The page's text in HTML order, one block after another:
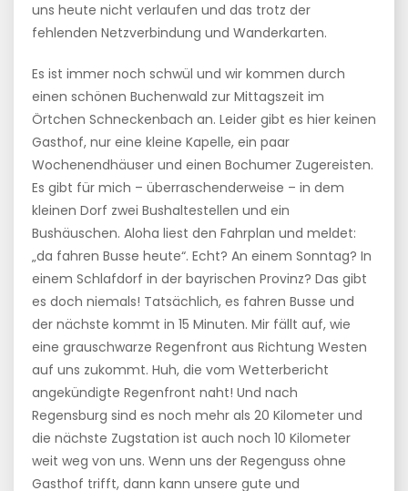
uns heute nicht verlaufen und das trotz der
fehlenden Netzverbindung und Wanderkarten.
Es ist immer noch schwül und wir kommen durch
einen schönen Buchenwald zur Mittagszeit im
Örtchen Schneckenbach an. Leider gibt es hier keinen
Gasthof, nur eine kleine Kapelle, ein paar
Wochenendhäuser und einen Bochumer Zugereisten.
Es gibt für mich – überraschenderweise – in dem
kleinen Dorf zwei Bushaltestellen und ein
Bushäuschen. Aloha liest den Fahrplan und meldet:
„da fahren Busse heute“. Echt? An einem Sonntag? In
einem Schlafdorf in der bayrischen Provinz? Das gibt
es doch niemals! Tatsächlich, es fahren Busse und
der nächste kommt in 15 Minuten. Mir fällt auf, wie
eine grauschwarze Regenfront aus Richtung Westen
auf uns zukommt. Huh, die vom Wetterbericht
angekündigte Regenfront naht! Und nach
Regensburg sind es noch mehr als 20 Kilometer und
die nächste Zugstation ist auch noch 10 Kilometer
weit weg von uns. Wenn uns der Regenguss ohne
Gasthof trifft, dann kann unsere gute und